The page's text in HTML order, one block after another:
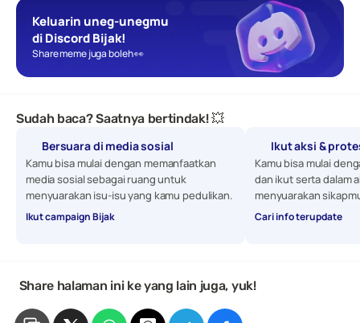
Keluarin uneg-unegmu
di Discord Bijak!
Share meme juga boleh 👀
Sudah baca? Saatnya bertindak! 💥
Bersuara di media sosial
Kamu bisa mulai dengan memanfaatkan
media sosial sebagai ruang untuk
menyuarakan isu-isu yang kamu pedulikan.
Ikut campaign Bijak
Ikut aksi &
Kamu bisa mulai
dan ikut serta dalam
menyuarakan
Cari info terupdate
Share halaman ini ke yang lain juga, yuk!